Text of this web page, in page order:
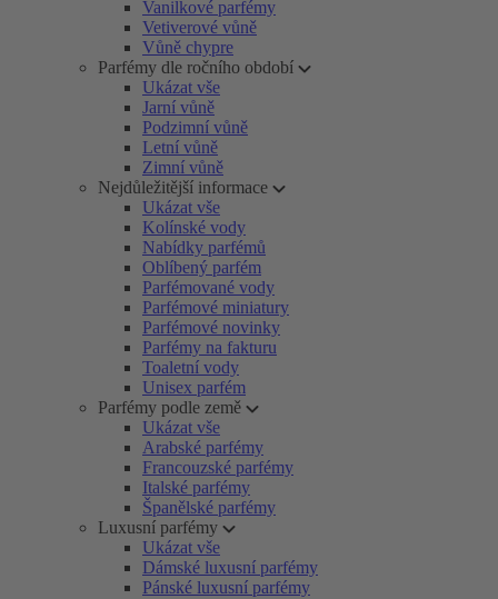
Vanilkové parfémy
Vetiverové vůně
Vůně chypre
Parfémy dle ročního období
Ukázat vše
Jarní vůně
Podzimní vůně
Letní vůně
Zimní vůně
Nejdůležitější informace
Ukázat vše
Kolínské vody
Nabídky parfémů
Oblíbený parfém
Parfémované vody
Parfémové miniatury
Parfémové novinky
Parfémy na fakturu
Toaletní vody
Unisex parfém
Parfémy podle země
Ukázat vše
Arabské parfémy
Francouzské parfémy
Italské parfémy
Španělské parfémy
Luxusní parfémy
Ukázat vše
Dámské luxusní parfémy
Pánské luxusní parfémy